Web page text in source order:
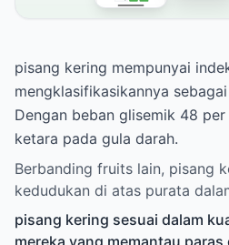
pisang kering mempunyai
mengklasifikasikannya
Dengan beban glisemik 48
ketara pada gula darah.
Berbanding fruits lain, pisang
kedudukan di atas purata
pisang kering sesuai dalam
mereka yang memantau paras